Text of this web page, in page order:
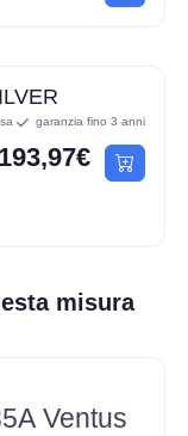
garanzia fino 3 anni
193,97€
misura
Ventus